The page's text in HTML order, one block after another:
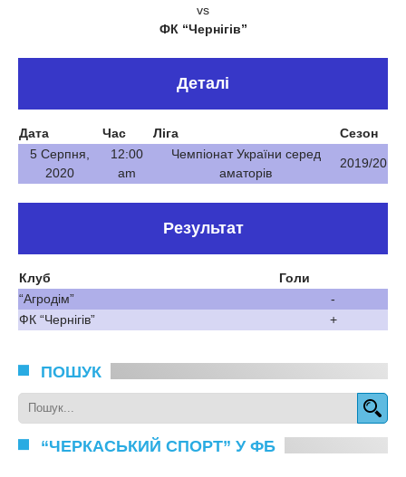
vs
ФК “Чернігів”
Деталі
Дата Час Ліга
Сезон
5 Серпня,
2020
12:00
am
Чемпіонат України серед
аматорів
2019/20
Результат
Клуб
Голи
“Агродім”
-
ФК “Чернігів”
+
ПОШУК
“ЧЕРКАСЬКИЙ СПОРТ” У ФБ